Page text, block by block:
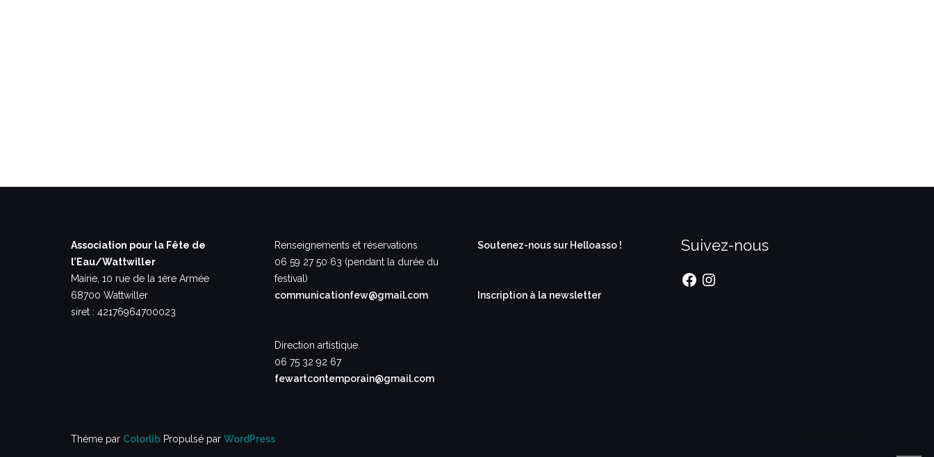
Association pour la Fête de
l’Eau/Wattwiller
Mairie, 10 rue de la 1ère Armée
68700 Wattwiller
siret : 42176964700023
Renseignements et réservations
06 59 27 50 63 (pendant la durée du
festival)
communicationfew@gmail.com
Direction artistique
06 75 32 92 67
fewartcontemporain@gmail.com
Soutenez-nous sur Helloasso !
Inscription à la newsletter
Suivez-nous
Thème par Colorlib Propulsé par WordPress